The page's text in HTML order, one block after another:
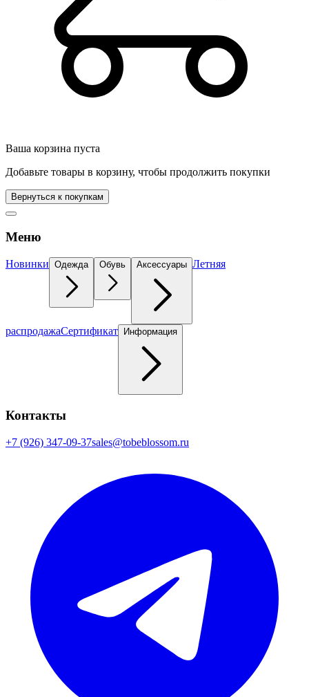
Ваша корзина пуста
Добавьте товары в корзину, чтобы продолжить покупки
Вернуться к покупкам
Меню
Новинки Одежда Обувь Аксессуары Летняя
распродажаСертификат Информация
Контакты
+7 (926) 347-09-37sales@tobeblossom.ru